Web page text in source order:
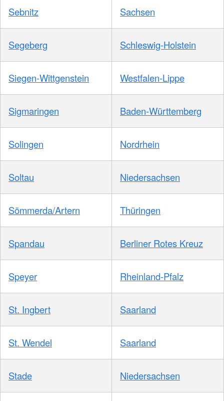
Sebnitz Sachsen
Segeberg Schleswig-Holstein
Siegen-Wittgenstein Westfalen-Lippe
Sigmaringen Baden-Württemberg
Solingen Nordrhein
Soltau Niedersachsen
Sömmerda/Artern Thüringen
Spandau Berliner Rotes Kreuz
Speyer Rheinland-Pfalz
St. Ingbert Saarland
St. Wendel Saarland
Stade Niedersachsen